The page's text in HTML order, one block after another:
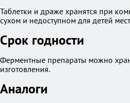
Таблетки и драже хранятся при
сухом и недоступном для детей
Срок годности
Ферментные препараты можно
изготовления.
Аналоги